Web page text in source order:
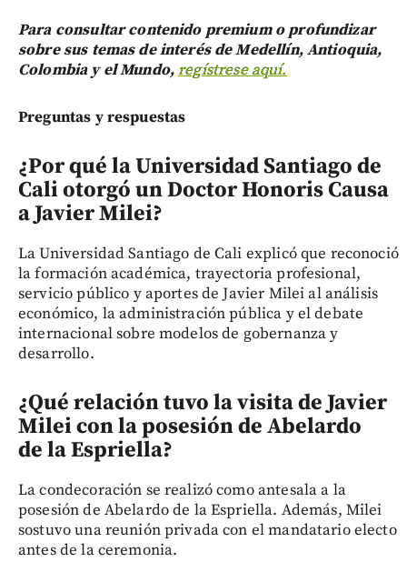
Para consultar contenido premium o profundizar
sobre sus temas de interés de Medellín, Antioquia,
Colombia y el Mundo,regístrese aquí.
Preguntas y respuestas
¿Por qué la Universidad Santiago de
Cali otorgó un Doctor Honoris Causa
a Javier Milei?
La Universidad Santiago de Cali explicó que reconoció
la formación académica, trayectoria profesional,
servicio público y aportes de Javier Milei al análisis
económico, la administración pública y el debate
internacional sobre modelos de gobernanza y
desarrollo.
¿Qué relación tuvo la visita de Javier
Milei con la posesión de Abelardo
de la Espriella?
La condecoración se realizó como antesala a la
posesión de Abelardo de la Espriella. Además, Milei
sostuvo una reunión privada con el mandatario electo
antes de la ceremonia.